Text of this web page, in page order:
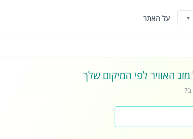
▼ על האתר
האוויר לפי המיקום שלך
ב?